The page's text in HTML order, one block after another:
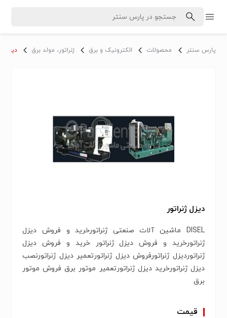
پارس سنتر محصولات الکترونیک و برق ژنراتور، مولد برق دیزل
دیزل ژنراتور
DISEL ماشین آلات صنعتی ژنراتورخرید و فروش دیزل
ژنراتورخرید و فروش دیزل ژنراتور خرید و فروش دیزل
ژنراتوردیزل ژنراتورفروش دیزل ژنراتورتعمیر دیزل ژنراتورنصب
دیزل ژنراتورخرید دیزل ژنراتورتعمیر موتور برق فروش موتور
برق
قیمت